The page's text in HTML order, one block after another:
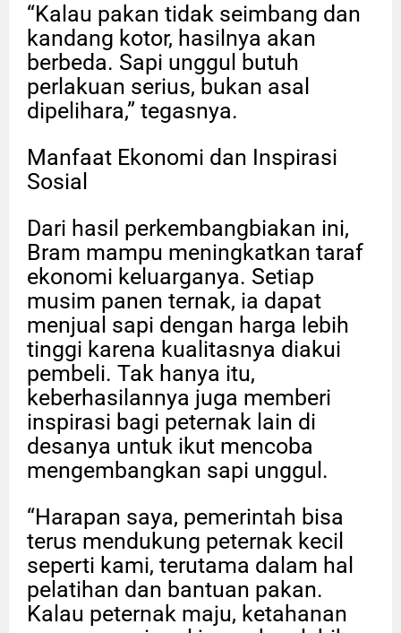
“Kalau pakan tidak seimbang dan
kandang kotor, hasilnya akan
berbeda. Sapi unggul butuh
perlakuan serius, bukan asal
dipelihara,” tegasnya.
Manfaat Ekonomi dan Inspirasi
Sosial
Dari hasil perkembangbiakan ini,
Bram mampu meningkatkan taraf
ekonomi keluarganya. Setiap
musim panen ternak, ia dapat
menjual sapi dengan harga lebih
tinggi karena kualitasnya diakui
pembeli. Tak hanya itu,
keberhasilannya juga memberi
inspirasi bagi peternak lain di
desanya untuk ikut mencoba
mengembangkan sapi unggul.
“Harapan saya, pemerintah bisa
terus mendukung peternak kecil
seperti kami, terutama dalam hal
pelatihan dan bantuan pakan.
Kalau peternak maju, ketahanan